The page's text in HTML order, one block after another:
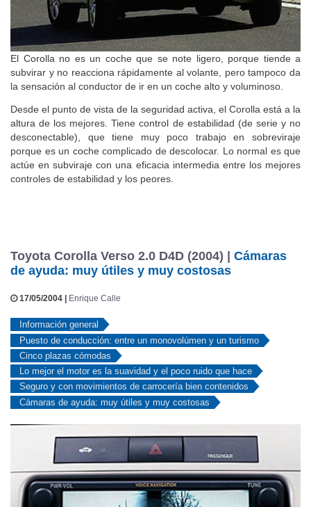
El Corolla no es un coche que se note ligero, porque tiende a
subvirar y no reacciona rápidamente al volante, pero tampoco da
Desde el punto de vista de la seguridad activa, el Corolla está a la
altura de los mejores. Tiene control de estabilidad (de serie y no
desconectable), que tiene muy poco trabajo en sobreviraje
porque es un coche complicado de descolocar. Lo normal es que
actúe en subviraje con una eficacia intermedia entre los mejores
Toyota Corolla Verso 2.0 D4D (2004) |
de ayuda: muy útiles y muy costosas
Información general
Puesto de conducción: entre un monovolúmen y un turismo
Cinco plazas cómodas
Lo mejor el motor es la suavidad y el poco ruido que hace
Seguro y con movimientos de carrocería bien contenidos